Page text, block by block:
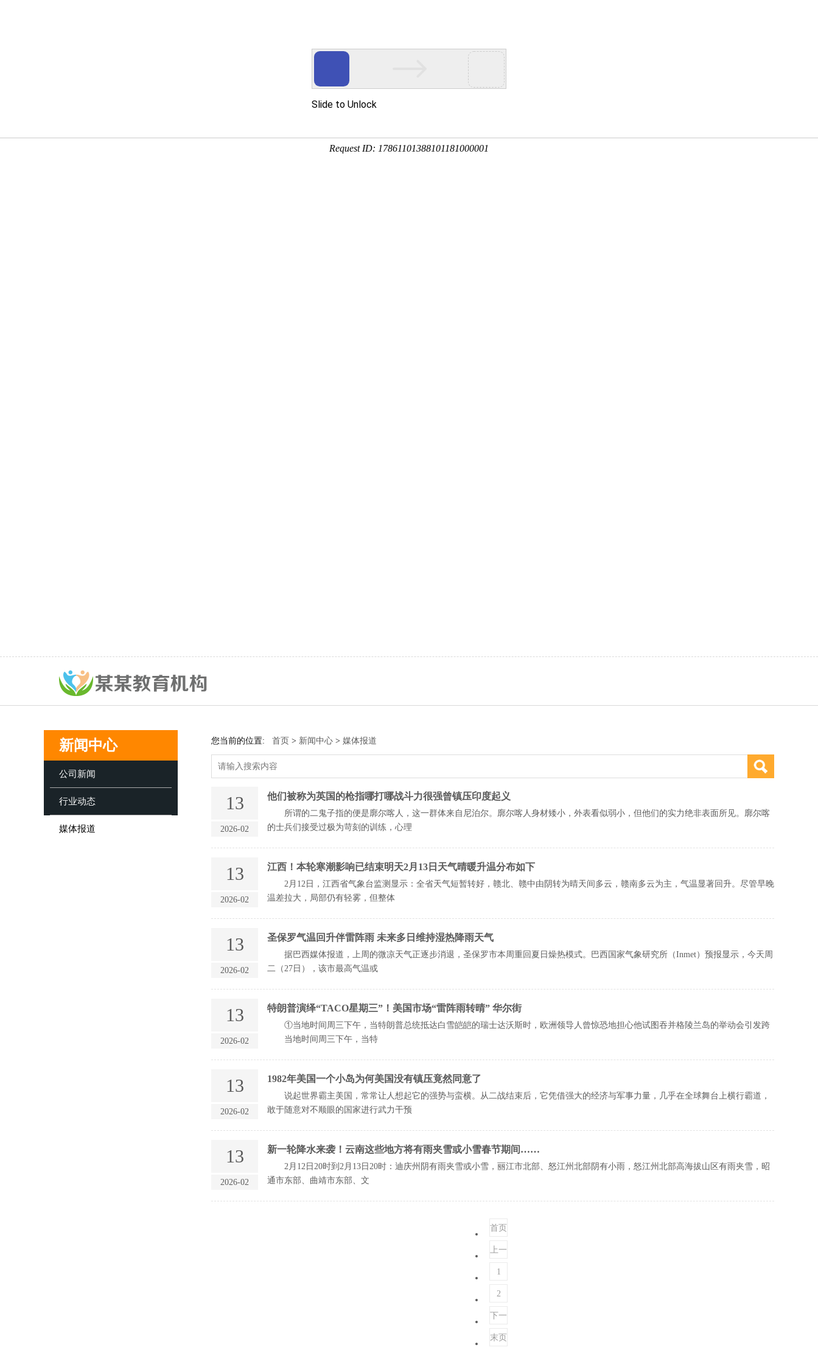
新闻中心
公司新闻
行业动态
媒体报道
您当前的位置: 首页 > 新闻中心 > 媒体报道
13
2026-02
他们被称为英国的枪指哪打哪战斗力很强曾镇压印度起义
所谓的二鬼子指的便是廓尔喀人，这一群体来自尼泊尔。廓尔喀人身材矮小，外表看似弱小，但他们的实力绝非表面所见。廓尔喀
的士兵们接受过极为苛刻的训练，心理
13
2026-02
江西！本轮寒潮影响已结束明天2月13日天气晴暖升温分布如下
2月12日，江西省气象台监测显示：全省天气短暂转好，赣北、赣中由阴转为晴天间多云，赣南多云为主，气温显著回升。尽管早晚
温差拉大，局部仍有轻雾，但整体
13
2026-02
圣保罗气温回升伴雷阵雨 未来多日维持湿热降雨天气
据巴西媒体报道，上周的微凉天气正逐步消退，圣保罗市本周重回夏日燥热模式。巴西国家气象研究所（Inmet）预报显示，今天周
二（27日），该市最高气温或
13
2026-02
特朗普演绎“TACO星期三”！美国市场“雷阵雨转晴” 华尔街
①当地时间周三下午，当特朗普总统抵达白雪皑皑的瑞士达沃斯时，欧洲领导人曾惊恐地担心他试图吞并格陵兰岛的举动会引发跨
当地时间周三下午，当特
13
2026-02
1982年美国一个小岛为何美国没有镇压竟然同意了
说起世界霸主美国，常常让人想起它的强势与蛮横。从二战结束后，它凭借强大的经济与军事力量，几乎在全球舞台上横行霸道，
敢于随意对不顺眼的国家进行武力干预
13
2026-02
新一轮降水来袭！云南这些地方将有雨夹雪或小雪春节期间……
2月12日20时到2月13日20时：迪庆州阴有雨夹雪或小雪，丽江市北部、怒江州北部阴有小雨，怒江州北部高海拔山区有雨夹雪，昭
通市东部、曲靖市东部、文
首页
上一
页1
2
下一
页
末页